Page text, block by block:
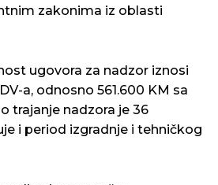
zakonima iz oblasti
ugovora za nadzor iznosi
a, odnosno 561.600 KM sa
trajanje nadzora je 36
i period izgradnje i tehničkog